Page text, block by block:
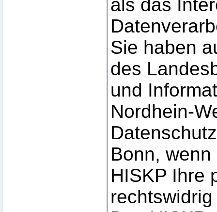
als das
Sie haben
des
und
Nordhein-
Bonn,
HISKP Ihre